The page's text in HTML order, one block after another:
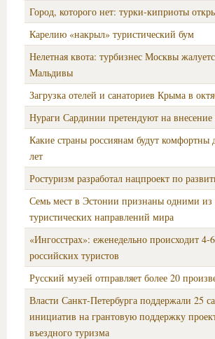
Город, которого нет: турки-киприоты
Карелию «накрыл» туристический бум
Нелетная квота: турбизнес Москвы
Мальдивы
Загрузка отелей и санаториев Крыма в
Нураги Сардинии претендуют на
Какие страны россиянам будут
лет
Ростуризм разработал нацпроект по
Семь мест в Эстонии признаны одними из
туристических направлений мира
«Ингосстрах»: еженедельно происходит
российских туристов
Русский музей отправляет более 20
Власти Санкт-Петербурга поддержали 25
инициатив на грантовую поддержку
въездного туризма